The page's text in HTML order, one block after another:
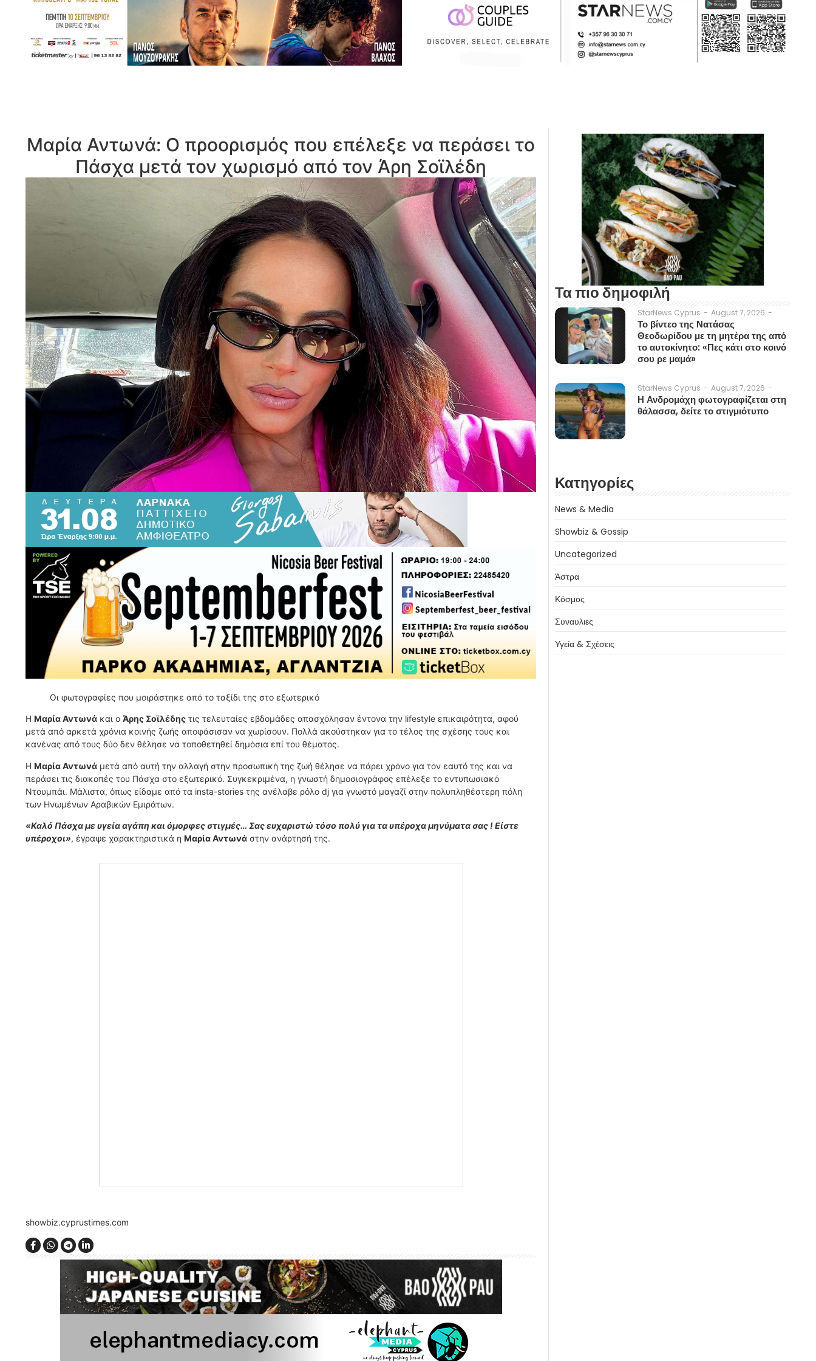
Μαρία Αντωνά: Ο προορισμός που επέλεξε να περάσει το
Πάσχα μετά τον χωρισμό από τον Άρη Σοϊλέδη
Οι φωτογραφίες που μοιράστηκε από το ταξίδι της στο εξωτερικό
Η Μαρία Αντωνά και ο Άρης Σοϊλέδης τις τελευταίες εβδομάδες απασχόλησαν έντονα την lifestyle επικαιρότητα, αφού
μετά από αρκετά χρόνια κοινής ζωής αποφάσισαν να χωρίσουν. Πολλά ακούστηκαν για το τέλος της σχέσης τους και
κανένας από τους δύο δεν θέλησε να τοποθετηθεί δημόσια επί του θέματος.
Η Μαρία Αντωνά μετά από αυτή την αλλαγή στην προσωπική της ζωή θέλησε να πάρει χρόνο για τον εαυτό της και να
περάσει τις διακοπές του Πάσχα στο εξωτερικό. Συγκεκριμένα, η γνωστή δημοσιογράφος επέλεξε το εντυπωσιακό
Ντουμπάι. Μάλιστα, όπως είδαμε από τα insta-stories της ανέλαβε ρόλο dj για γνωστό μαγαζί στην πολυπληθέστερη πόλη
των Ηνωμένων Αραβικών Εμιράτων.
«Καλό Πάσχα με υγεία αγάπη και όμορφες στιγμές… Σας ευχαριστώ τόσο πολύ για τα υπέροχα μηνύματα σας ! Είστε
υπέροχοι», έγραψε χαρακτηριστικά η Μαρία Αντωνά στην ανάρτησή της.
showbiz.cyprustimes.com
Τα πιο δημοφιλή
StarNews Cyprus - August 7, 2026 -
Το βίντεο της Νατάσας
Θεοδωρίδου με τη μητέρα της από
το αυτοκίνητο: «Πες κάτι στο κοινό
σου ρε μαμά»
StarNews Cyprus - August 7, 2026 -
Η Ανδρομάχη φωτογραφίζεται στη
θάλασσα, δείτε το στιγμιότυπο
Κατηγορίες
News & Media
Showbiz & Gossip
Uncategorized
Άστρα
Κόσμος
Συναυλιες
Υγεία & Σχέσεις